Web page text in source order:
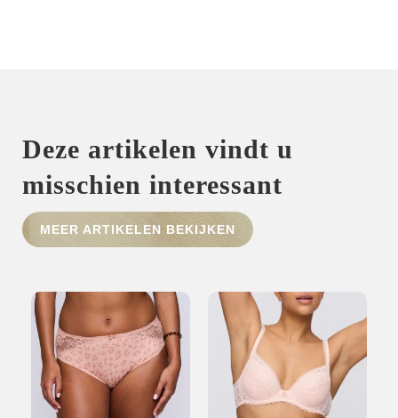
HOME
OVER ONS
MERKEN
NIEUWS
CONTACT
Deze artikelen vindt u
misschien interessant
MEER ARTIKELEN BEKIJKEN